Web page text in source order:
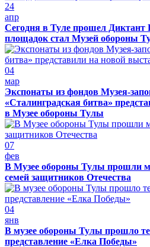
24
апр
Сегодня в Туле прошел Диктант
площадок стал Музей обороны
04
мар
Экспонаты из фондов Музея-
«Сталинградская битва»
в Музее обороны Тулы
07
фев
В Музее обороны Тулы прошли
семей защитников Отечества
04
янв
В музее обороны Тулы прошло
представление «Елка Победы»